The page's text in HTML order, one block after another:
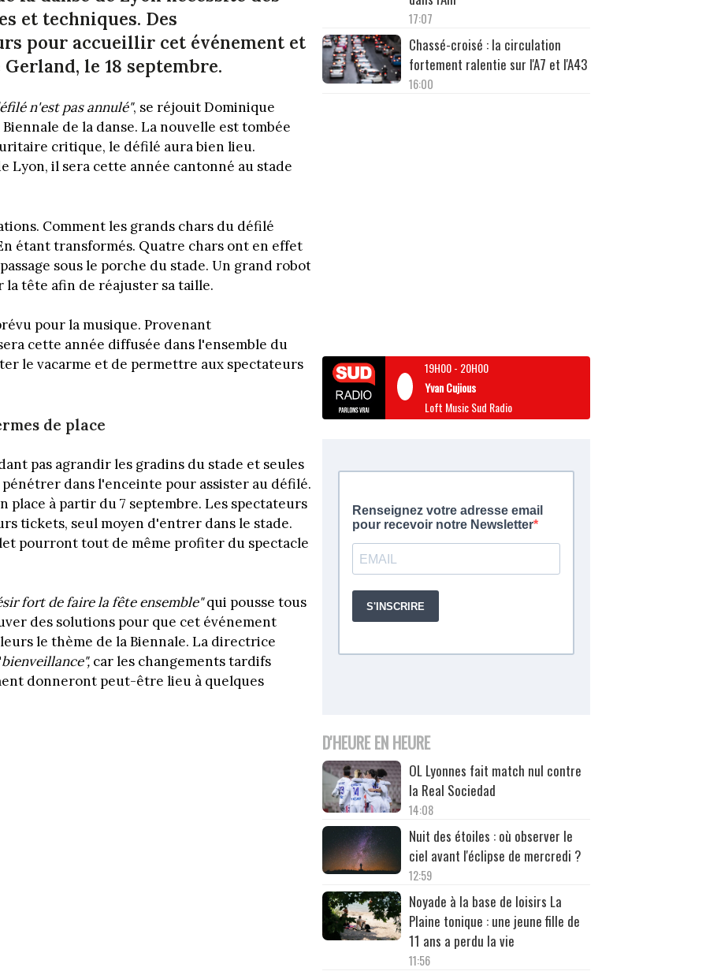
et techniques. Des
pour accueillir cet événement et
le 18 septembre.
n'est pas annulé", se réjouit Dominique
de la danse. La nouvelle est tombée
critique, le défilé aura bien lieu.
Lyon, il sera cette année cantonné au stade
Comment les grands chars du défilé
étant transformés. Quatre chars ont en effet
sous le porche du stade. Un grand robot
la tête afin de réajuster sa taille.
pour la musique. Provenant
cette année diffusée dans l'ensemble du
le vacarme et de permettre aux spectateurs
de place
pas agrandir les gradins du stade et seules
dans l'enceinte pour assister au défilé.
place à partir du 7 septembre. Les spectateurs
tickets, seul moyen d'entrer dans le stade.
pourront tout de même profiter du spectacle
fort de faire la fête ensemble"qui pousse tous
des solutions pour que cet événement
le thème de la Biennale. La directrice
bienveillance", car les changements tardifs
donneront peut-être lieu à quelques
17:07
Chassé-croisé : la circulation
fortement ralentie sur l'A7 et l'A43
16:00
19H00- 20H00
Yvan Cujious
Loft Music Sud Radio
D'HEURE EN HEURE
OL Lyonnes fait match nul contre
la Real Sociedad
14:08
Nuit des étoiles : où observer le
ciel avant l'éclipse de mercredi ?
12:59
Noyade à la base de loisirs La
Plaine tonique : une jeune fille de
11 ans a perdu la vie
11:56